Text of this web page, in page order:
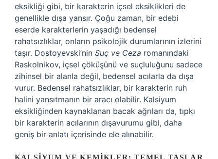
eksikliği gibi, bir karakterin içsel eksiklikleri de
genellikle dışa yansır. Çoğu zaman, bir edebi
eserde karakterlerin yaşadığı bedensel
rahatsızlıklar, onların psikolojik durumlarının izlerini
taşır. Dostoyevski’nin Suç ve Ceza romanındaki
Raskolnikov, içsel çöküşünü ve suçluluğunu sadece
zihinsel bir alanla değil, bedensel acılarla da dışa
vurur. Bedensel rahatsızlıklar, bir karakterin ruh
halini yansıtmanın bir aracı olabilir. Kalsiyum
eksikliğinden kaynaklanan bacak ağrıları da, tıpkı
bir karakterin acılarının dışavurumu gibi, daha
geniş bir anlatı içerisinde ele alınabilir.
KALSIYUM VE KEMIKLER: TEMEL TAŞLAR